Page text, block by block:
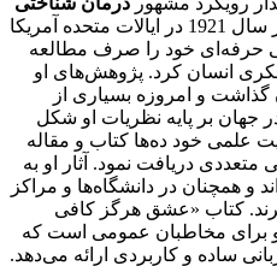
است. او در سال 1921 در ایالات متحده آمریکا
حرفه‌ای خود را صرف مطالعه
انسان کرد. پژوهش‌های او
گذاشت و امروزه بسیاری از
جهان بر پایه نظریات او شکل
علمی خود ده‌ها کتاب و مقاله
دریافت نمود. آثار او به
و همچنان در دانشگاه‌ها و مراکز
کتاب «عشق هرگز کافی
برای مخاطبان عمومی است که
ساده و کاربردی ارائه می‌دهد.